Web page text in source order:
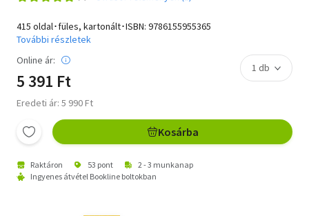
415 oldal･füles, kartonált･ISBN: 9786155955365
További részletek
Online ár:
5 391 Ft
Eredeti ár: 5 990 Ft
Kosárba
Raktáron 53 pont
2 - 3 munkanap
Ingyenes átvétel Bookline boltokban